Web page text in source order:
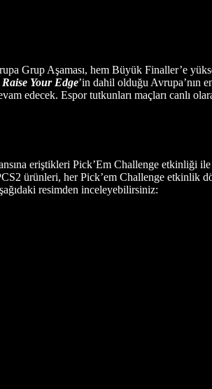
Grup Aşaması, hem Büyük Finaller’e
Your Edge’in dahil olduğu Avrupa’nın
edecek. Espor tutkunları maçları canlı
eriştikleri Pick’Em Challenge etkinliği
ürünleri, her Pick’em Challenge etkinlik
resimden inceleyebilirsiniz: